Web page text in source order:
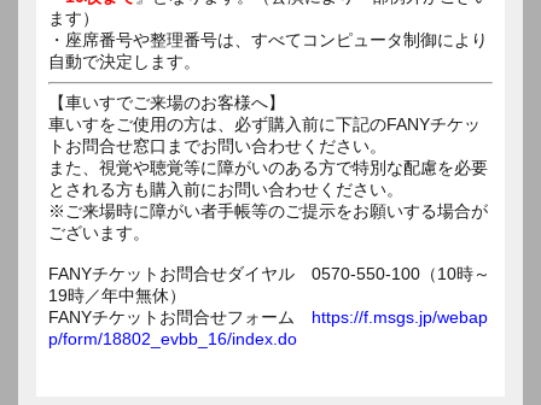
ます）
・座席番号や整理番号は、すべてコンピュータ制御により
自動で決定します。
【車いすでご来場のお客様へ】
車いすをご使用の方は、必ず購入前に下記のFANYチケッ
トお問合せ窓口までお問い合わせください。
また、視覚や聴覚等に障がいのある方で特別な配慮を必要
とされる方も購入前にお問い合わせください。
※ご来場時に障がい者手帳等のご提示をお願いする場合が
ございます。
FANYチケットお問合せダイヤル 0570-550-100（10時～
19時／年中無休）
FANYチケットお問合せフォーム https://f.msgs.jp/webap
p/form/18802_evbb_16/index.do